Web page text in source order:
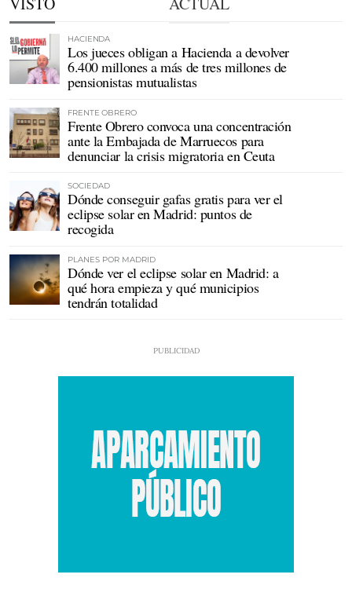
HACIENDA
Los jueces obligan a Hacienda a devolver
6.400 millones a más de tres millones de
pensionistas mutualistas
FRENTE OBRERO
Frente Obrero convoca una concentración
ante la Embajada de Marruecos para
denunciar la crisis migratoria en Ceuta
SOCIEDAD
Dónde conseguir gafas gratis para ver el
eclipse solar en Madrid: puntos de
recogida
PLANES POR MADRID
Dónde ver el eclipse solar en Madrid: a
qué hora empieza y qué municipios
tendrán totalidad